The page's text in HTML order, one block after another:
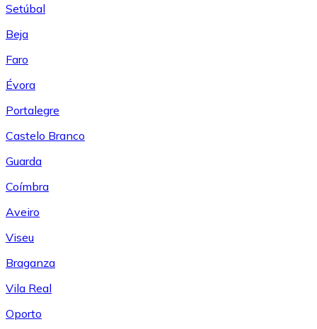
Setúbal
Beja
Faro
Évora
Portalegre
Castelo Branco
Guarda
Coímbra
Aveiro
Viseu
Braganza
Vila Real
Oporto